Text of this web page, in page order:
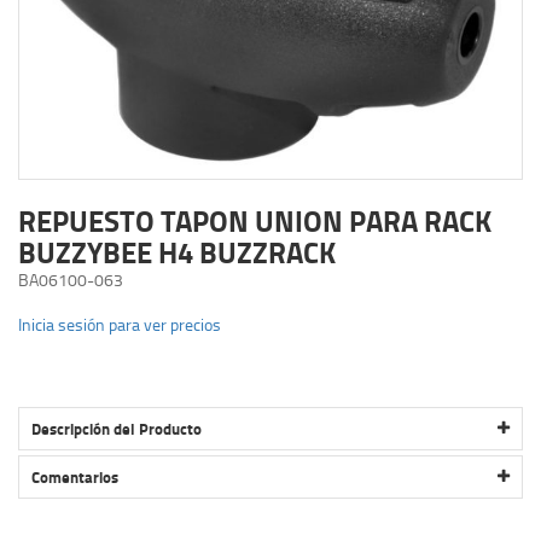
REPUESTO TAPON UNION PARA RACK
BUZZYBEE H4 BUZZRACK
BA06100-063
Inicia sesión para ver precios
Descripción del Producto
REPUESTO TAPON UNION PARA RACK BUZZYBEE H4 BUZZRACK
Comentarios